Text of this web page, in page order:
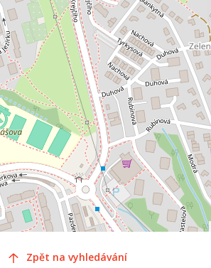
Zpět na vyhledávání